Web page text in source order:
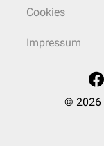
Cookies
Impressum
© 2026